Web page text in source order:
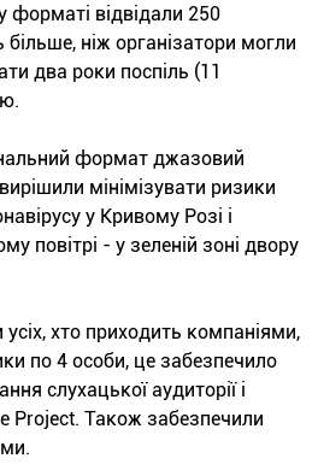
форматі відвідали 250
більше, ніж організатори могли
два роки поспіль (11
формат джазовий
мінімізувати ризики
у Кривому Розі і
повітрі - у зеленій зоні двору
хто приходить компаніями,
по 4 особи, це забезпечило
слухацької аудиторії і
Project. Також забезпечили